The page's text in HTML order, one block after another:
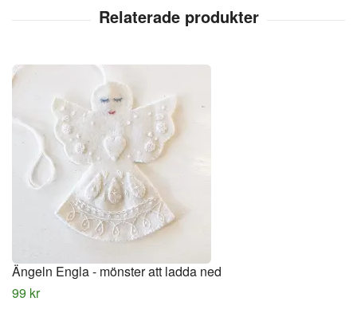
Ängeln Engla - mönster att ladda ned
99 kr